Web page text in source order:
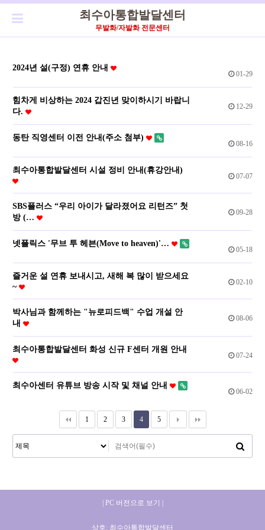
최수아통합발달센터
무발화/자발화 전문센터
2024년 설(구정) 연휴 안내
01-29
힘차게 비상하는 2024 갑진년 맞이하시기 바랍니
다.
12-29
동탄 직영센터 이전 안내(주소 첨부)
08-16
최수아통합발달센터 시설 정비 안내(휴강안내)
07-07
SBS플러스 “우리 아이가 달라졌어요 리턴즈” 첫
방 (…
09-28
넷플릭스 '무브 투 헤븐(Move to heaven)'…
05-18
즐거운 설 연휴 보내시고, 새해 복 많이 받으세요
~
02-10
박사님과 함께하는 "뉴로피드백" 수업 개설 안
내
08-06
최수아통합발달센터 화성 신규 F센터 개원 안내
07-24
최수아센터 유튜브 방송 시작 및 채널 안내
06-02
1 2 3 4 5
| PC 버전으로 보기 |
상호: 최수아통합발달센터